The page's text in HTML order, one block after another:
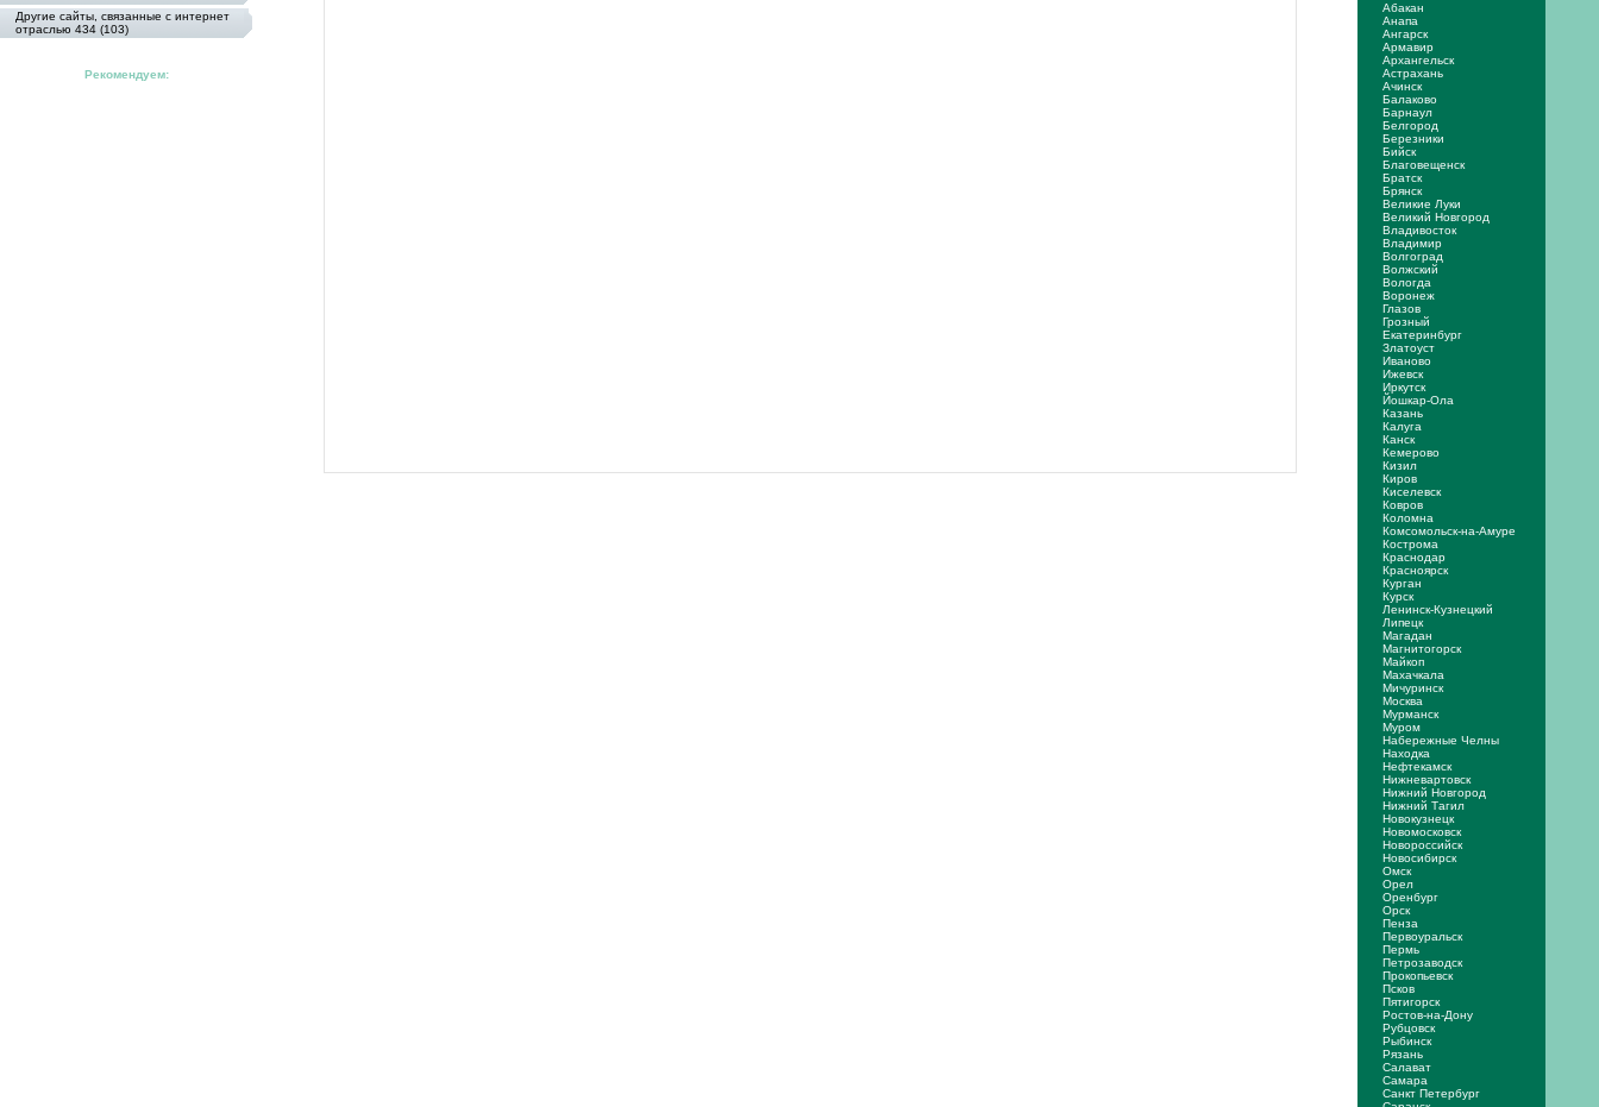
Другие сайты, связанные с интернет
отраслью 434 (103)
Рекомендуем:
Абакан
Анапа
Ангарск
Армавир
Архангельск
Астрахань
Ачинск
Балаково
Барнаул
Белгород
Березники
Бийск
Благовещенск
Братск
Брянск
Великие Луки
Великий Новгород
Владивосток
Владимир
Волгоград
Волжский
Вологда
Воронеж
Глазов
Грозный
Екатеринбург
Златоуст
Иваново
Ижевск
Иркутск
Йошкар-Ола
Казань
Калуга
Канск
Кемерово
Кизил
Киров
Киселевск
Ковров
Коломна
Комсомольск-на-Амуре
Кострома
Краснодар
Красноярск
Курган
Курск
Ленинск-Кузнецкий
Липецк
Магадан
Магнитогорск
Майкоп
Махачкала
Мичуринск
Москва
Мурманск
Муром
Набережные Челны
Находка
Нефтекамск
Нижневартовск
Нижний Новгород
Нижний Тагил
Новокузнецк
Новомосковск
Новороссийск
Новосибирск
Омск
Орел
Оренбург
Орск
Пенза
Первоуральск
Пермь
Петрозаводск
Прокопьевск
Псков
Пятигорск
Ростов-на-Дону
Рубцовск
Рыбинск
Рязань
Салават
Самара
Санкт Петербург